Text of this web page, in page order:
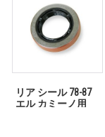
リア シール 78-87
エル カミーノ用